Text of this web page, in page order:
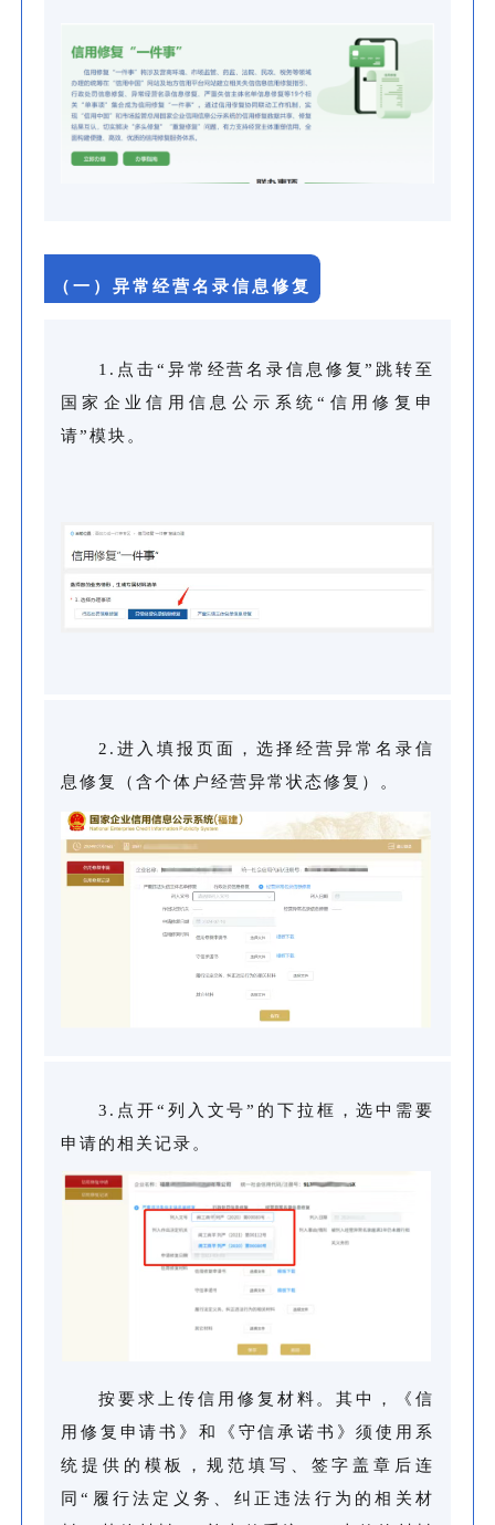
（一）异常经营名录信息修复
1.点击“异常经营名录信息修复”跳转至
国家企业信用信息公示系统“信用修复申
请”模块。
2.进入填报页面，选择经营异常名录信
息修复（含个体户经营异常状态修复）。
3.点开“列入文号”的下拉框，选中需要
申请的相关记录。
按要求上传信用修复材料。其中，《信
用修复申请书》和《守信承诺书》须使用系
统提供的模板，规范填写、签字盖章后连
同“履行法定义务、纠正违法行为的相关材